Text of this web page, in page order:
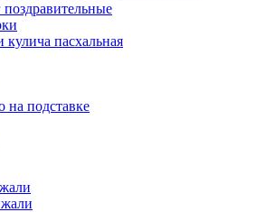
кулича пасхальная
на подставке